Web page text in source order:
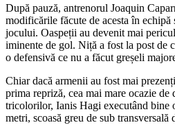
După pauză, antrenorul Joaquin
modificările făcute de acesta în
jocului. Oaspeții au devenit mai
iminente de gol. Niță a fost la post de
o defensivă ce nu a făcut greșeli
Chiar dacă armenii au fost mai
prima repriză, cea mai mare ocazie de
tricolorilor, Ianis Hagi executând bine
metri, scoasă greu de sub transversală